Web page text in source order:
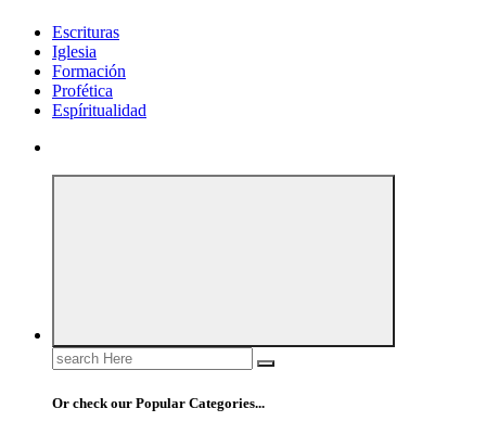
Escrituras
Iglesia
Formación
Profética
Espíritualidad
Search
for:
Or check our Popular Categories...